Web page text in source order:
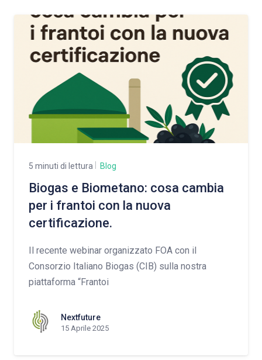
5 minuti di lettura Blog
Biogas e Biometano: cosa cambia
per i frantoi con la nuova
certificazione.
Il recente webinar organizzato FOA con il
Consorzio Italiano Biogas (CIB) sulla nostra
piattaforma “Frantoi
Nextfuture
15 Aprile 2025